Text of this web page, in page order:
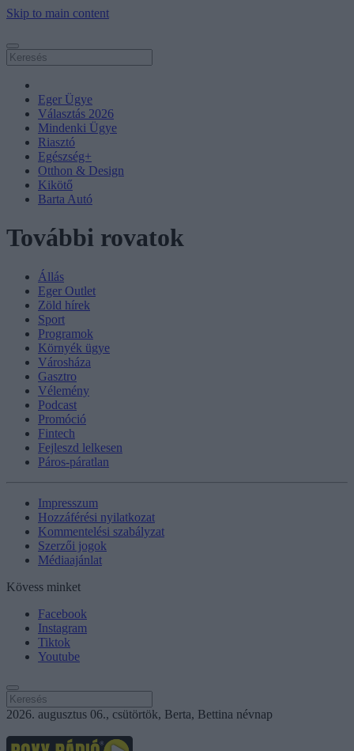
Skip to main content
Eger Ügye
Választás 2026
Mindenki Ügye
Riasztó
Egészség+
Otthon & Design
Kikötő
Barta Autó
További rovatok
Állás
Eger Outlet
Zöld hírek
Sport
Programok
Környék ügye
Városháza
Gasztro
Vélemény
Podcast
Promóció
Fintech
Fejleszd lelkesen
Páros-páratlan
Impresszum
Hozzáférési nyilatkozat
Kommentelési szabályzat
Szerzői jogok
Médiaajánlat
Kövess minket
Facebook
Instagram
Tiktok
Youtube
2026. augusztus 06., csütörtök, Berta, Bettina névnap